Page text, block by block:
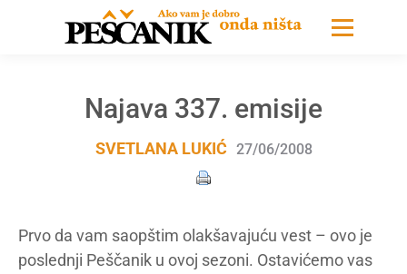
Najava 337. emisije
SVETLANA LUKIĆ 27/06/2008
Prvo da vam saopštim olakšavajuću vest – ovo je
poslednji Peščanik u ovoj sezoni. Ostavićemo vas